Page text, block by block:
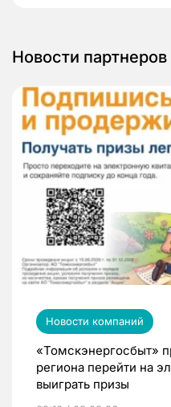
Новости партнеров
Новости компаний
«Томскэнергосбыт»
региона перейти на
выиграть призы